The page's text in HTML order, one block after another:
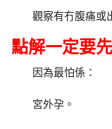
觀察有冇腹痛或
點解一定要
因為最怕係：
宮外孕。